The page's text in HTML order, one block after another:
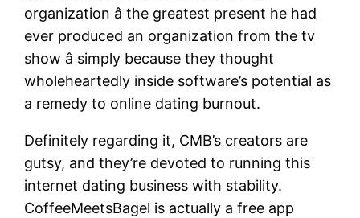
organization â the greatest present he had
ever produced an organization from the tv
show â simply because they thought
wholeheartedly inside software’s potential as
a remedy to online dating burnout.
Definitely regarding it, CMB’s creators are
gutsy, and they’re devoted to running this
internet dating business with stability.
CoffeeMeetsBagel is actually a free app